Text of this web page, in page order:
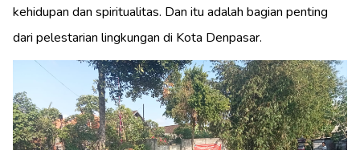
kehidupan dan spiritualitas. Dan itu adalah bagian penting
dari pelestarian lingkungan di Kota Denpasar.